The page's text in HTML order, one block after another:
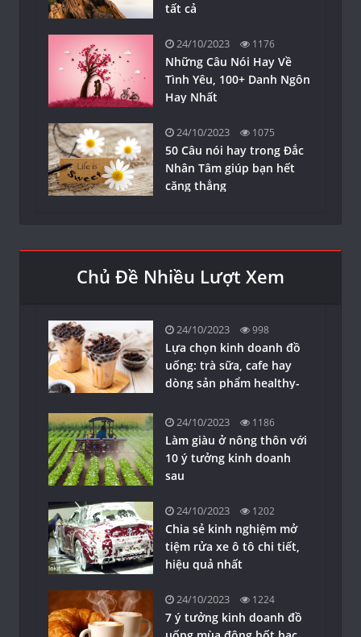
tất cả
24/10/2023 1176
Những Câu Nói Hay Về
Tình Yêu, 100+ Danh Ngôn
Hay Nhất
24/10/2023 1075
50 Câu nói hay trong Đắc
Nhân Tâm giúp bạn hết
căng thẳng
Chủ Đề Nhiều Lượt Xem
24/10/2023 998
Lựa chọn kinh doanh đồ
uống: trà sữa, cafe hay
dòng sản phẩm healthy-
24/10/2023 1186
Làm giàu ở nông thôn với
10 ý tưởng kinh doanh
sau
24/10/2023 1202
Chia sẻ kinh nghiệm mở
tiệm rửa xe ô tô chi tiết,
hiệu quả nhất
24/10/2023 1224
7 ý tưởng kinh doanh đồ